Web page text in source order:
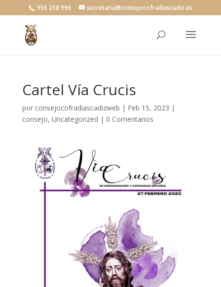
956 258 996 secretaria@consejocofradiascadiz.es
Cartel Vía Crucis
por consejocofradiascadizweb | Feb 15, 2023 |
consejo, Uncategorized | 0 Comentarios